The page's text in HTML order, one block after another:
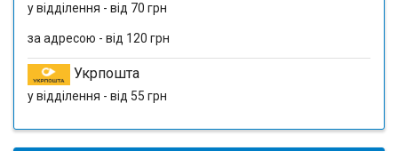
у відділення - від 70 грн
за адресою - від 120 грн
Укрпошта
у відділення - від 55 грн